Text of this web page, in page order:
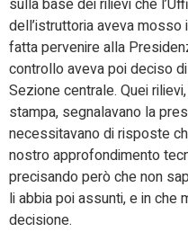
sulla base dei rilievi che
dell’istruttoria aveva mosso
fatta pervenire alla
controllo aveva poi deciso
Sezione centrale. Quei
stampa, segnalavano la
necessitavano di risposte
nostro approfondimento
precisando però che non
li abbia poi assunti, e in che
decisione.